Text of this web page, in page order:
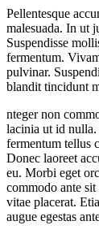
Pellentesque
malesuada. In ut
Suspendisse
fermentum.
pulvinar.
blandit tincidunt
nteger non
lacinia ut id
fermentum tellus
Donec laoreet
eu. Morbi eget
commodo ante
vitae placerat.
augue egestas